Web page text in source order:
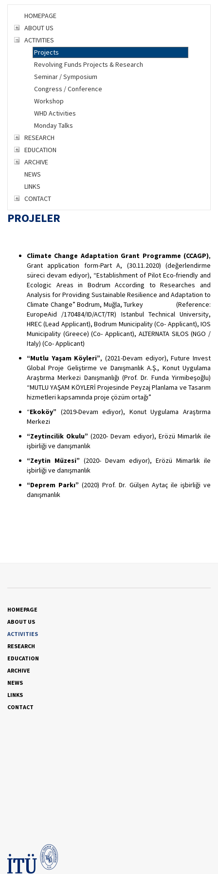
HOMEPAGE
ABOUT US
ACTIVITIES
Projects
Revolving Funds Projects & Research
Seminar / Symposium
Congress / Conference
Workshop
WHD Activities
Monday Talks
RESEARCH
EDUCATION
ARCHIVE
NEWS
LINKS
CONTACT
PROJELER
Climate Change Adaptation Grant Programme (CCAGP),
Grant application form-Part A, (30.11.2020) (değerlendirme
süreci devam ediyor), “Establishment of Pilot Eco-friendly and
Ecologic Areas in Bodrum According to Researches and
Analysis for Providing Sustainable Resilience and Adaptation to
Climate Change” Bodrum, Muğla, Turkey (Reference:
EuropeAid /170484/ID/ACT/TR) Istanbul Technical University,
HREC (Lead Applicant), Bodrum Municipality (Co- Applicant), IOS
Municipality (Greece) (Co- Applicant), ALTERNATA SILOS (NGO /
Italy) (Co- Applicant)
“Mutlu Yaşam Köyleri”, (2021-Devam ediyor), Future Invest
Global Proje Geliştirme ve Danışmanlık A.Ş., Konut Uygulama
Araştırma Merkezi Danışmanlığı (Prof. Dr. Funda Yirmibeşoğlu)
“MUTLU YAŞAM KÖYLERİ Projesinde Peyzaj Planlama ve Tasarım
hizmetleri kapsamında proje çözüm ortağı”
“Ekoköy” (2019-Devam ediyor), Konut Uygulama Araştırma
Merkezi
“Zeytincilik Okulu” (2020- Devam ediyor), Erözü Mimarlık ile
işbirliği ve danışmanlık
“Zeytin Müzesi” (2020- Devam ediyor), Erözü Mimarlık ile
işbirliği ve danışmanlık
“Deprem Parkı”(2020) Prof. Dr. Gülşen Aytaç ile işbirliği ve
danışmanlık
HOMEPAGE
ABOUT US
ACTIVITIES
RESEARCH
EDUCATION
ARCHIVE
NEWS
LINKS
CONTACT